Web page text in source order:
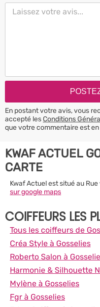
En postant votre avis, vous
accepté lesConditions
que votre commentaire est
KWAF ACTUEL
CARTE
Kwaf Actuel est situé au
sur google maps
COIFFEURS LES
Tous les coiffeurs de
Créa Style à Gosselies
Roberto Salon à
Harmonie & Silhouette
Mylène à Gosselies
Fgr à Gosselies